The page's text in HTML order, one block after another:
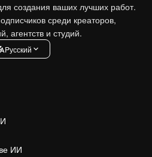
создания ваших лучших работ.
среди креаторов,
агентств и студий.
Pусский
ИИ